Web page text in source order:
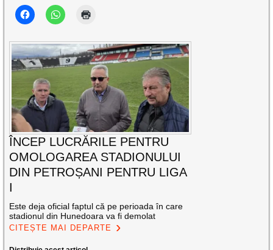
ÎNCEP LUCRĂRILE PENTRU
OMOLOGAREA STADIONULUI
DIN PETROȘANI PENTRU LIGA
I
Este deja oficial faptul că pe perioada în care
stadionul din Hunedoara va fi demolat
CITEȘTE MAI DEPARTE